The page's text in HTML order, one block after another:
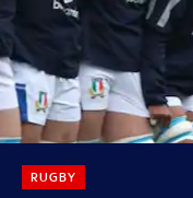
RUGBY